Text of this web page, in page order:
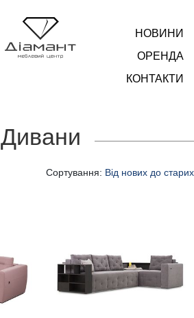
НОВИНИ
ОРЕНДА
КОНТАКТИ
Дивани
Сортування: Від нових до старих